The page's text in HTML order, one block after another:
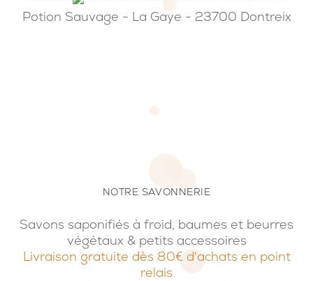
NOTRE SAVONNERIE
Savons saponifiés à froid, baumes et beurres
végétaux & petits accessoires
Livraison gratuite dès 80€ d'achats en point
relais
Potion Sauvage - La Gaye - 23700 Dontreix